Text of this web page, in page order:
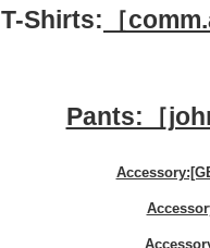
T-Shirts: ［
Pants:［